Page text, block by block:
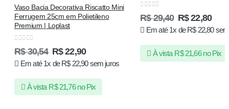
Vaso Bacia Decorativa Riscatto Mini
Ferrugem 25cm em Polietileno
Premium | Loplast
0de 5
R$30,54 R$22,90
Em até 1x de R$22,90sem juros
À vista R$21,76 no Pix
0de 5
R$29,40 R$22,80
Em até 1x de R$22,80sem
À vista R$21,66 no Pix